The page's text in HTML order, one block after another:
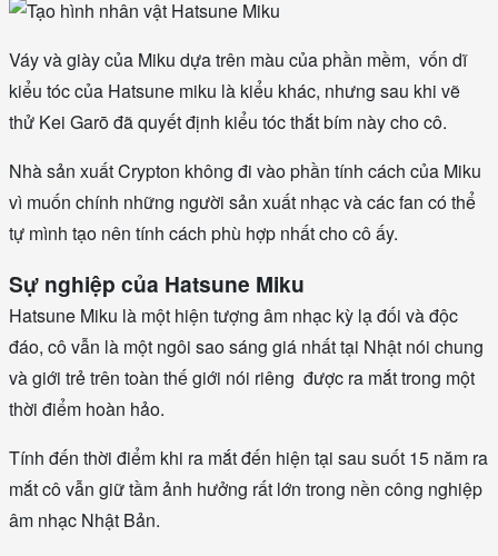
Váy và giày của Miku dựa trên màu của phần mềm, vốn dĩ
kiểu tóc của Hatsune miku là kiểu khác, nhưng sau khi vẽ
thử Kei Garō đã quyết định kiểu tóc thắt bím này cho cô.
Nhà sản xuất Crypton không đi vào phần tính cách của Miku
vì muốn chính những người sản xuất nhạc và các fan có thể
tự mình tạo nên tính cách phù hợp nhất cho cô ấy.
Sự nghiệp của Hatsune Miku
Hatsune Miku là một hiện tượng âm nhạc kỳ lạ đối và độc
đáo, cô vẫn là một ngôi sao sáng giá nhất tại Nhật nói chung
và giới trẻ trên toàn thế giới nói riêng được ra mắt trong một
thời điểm hoàn hảo.
Tính đến thời điểm khi ra mắt đến hiện tại sau suốt 15 năm ra
mắt cô vẫn giữ tầm ảnh hưởng rất lớn trong nền công nghiệp
âm nhạc Nhật Bản.